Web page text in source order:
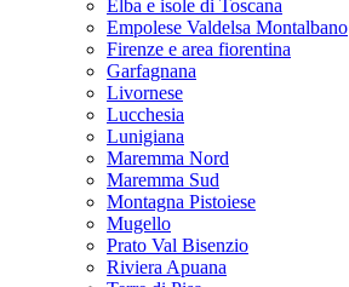
Elba e isole di Toscana
Empolese Valdelsa Montalbano
Firenze e area fiorentina
Garfagnana
Livornese
Lucchesia
Lunigiana
Maremma Nord
Maremma Sud
Montagna Pistoiese
Mugello
Prato Val Bisenzio
Riviera Apuana